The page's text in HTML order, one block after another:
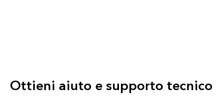
Ottieni aiuto e supporto tecnico